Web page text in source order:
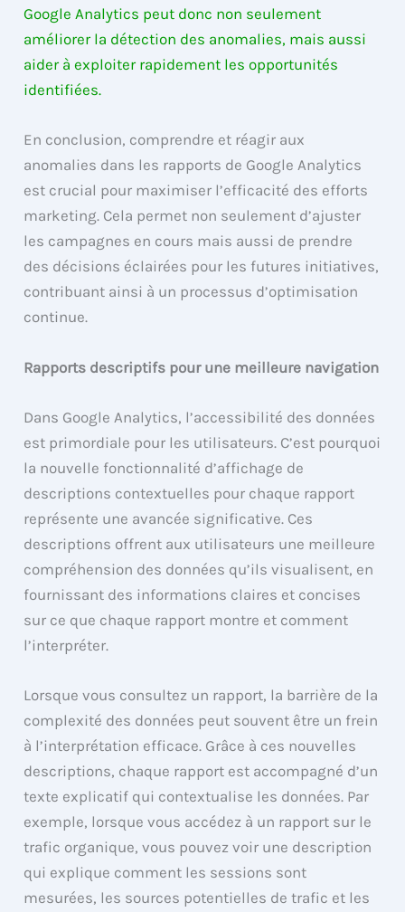
Google Analytics peut donc non seulement
améliorer la détection des anomalies, mais aussi
aider à exploiter rapidement les opportunités
identifiées.
En conclusion, comprendre et réagir aux
anomalies dans les rapports de Google Analytics
est crucial pour maximiser l’efficacité des efforts
marketing. Cela permet non seulement d’ajuster
les campagnes en cours mais aussi de prendre
des décisions éclairées pour les futures initiatives,
contribuant ainsi à un processus d’optimisation
continue.
Rapports descriptifs pour une meilleure navigation
Dans Google Analytics, l’accessibilité des données
est primordiale pour les utilisateurs. C’est pourquoi
la nouvelle fonctionnalité d’affichage de
descriptions contextuelles pour chaque rapport
représente une avancée significative. Ces
descriptions offrent aux utilisateurs une meilleure
compréhension des données qu’ils visualisent, en
fournissant des informations claires et concises
sur ce que chaque rapport montre et comment
l’interpréter.
Lorsque vous consultez un rapport, la barrière de la
complexité des données peut souvent être un frein
à l’interprétation efficace. Grâce à ces nouvelles
descriptions, chaque rapport est accompagné d’un
texte explicatif qui contextualise les données. Par
exemple, lorsque vous accédez à un rapport sur le
trafic organique, vous pouvez voir une description
qui explique comment les sessions sont
mesurées, les sources potentielles de trafic et les